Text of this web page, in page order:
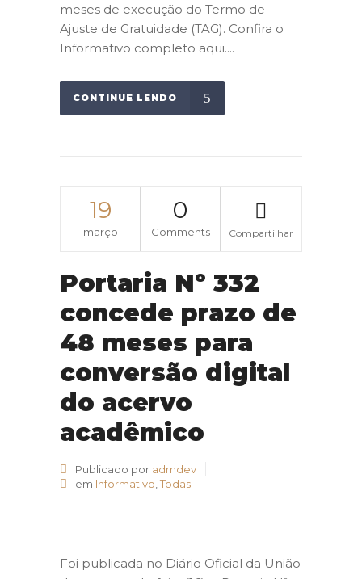
meses de execução do Termo de
Ajuste de Gratuidade (TAG). Confira o
Informativo completo aqui....
CONTINUE LENDO
19
março
0
Comments Compartilhar
Portaria Nº 332
concede prazo de
48 meses para
conversão digital
do acervo
acadêmico
Publicado por admdev
em Informativo Todas
Foi publicada no Diário Oficial da União